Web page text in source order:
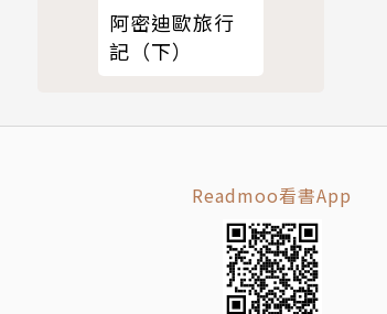
阿密迪歐旅行
記（下）
Readmoo看書App